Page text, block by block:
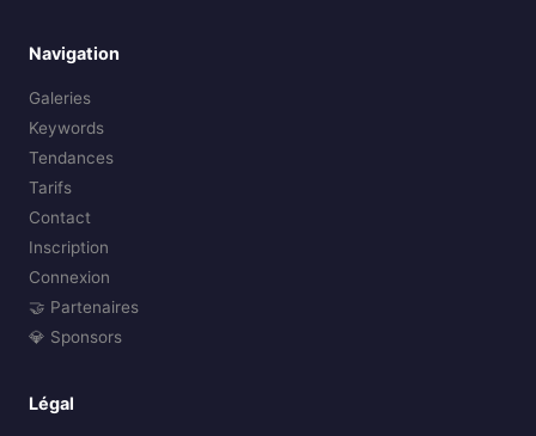
Navigation
Galeries
Keywords
Tendances
Tarifs
Contact
Inscription
Connexion
🤝 Partenaires
💎 Sponsors
Légal